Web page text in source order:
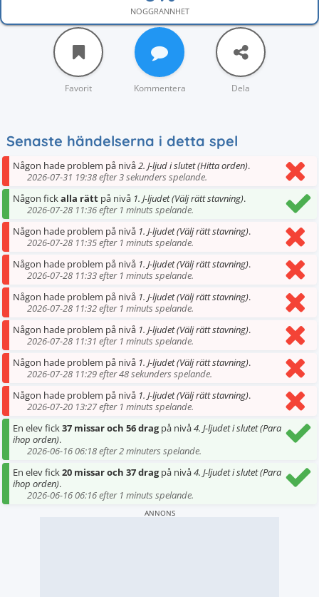
NOGGRANNHET
Favorit Kommentera Dela
Senaste händelserna i detta spel
Någon hade problem på nivå2. J-ljud i slutet (Hitta orden).
2026-07-31 19:38 efter 3 sekunders spelande.
Någon fickalla rätt på nivå 1. J-ljudet (Välj rätt stavning).
2026-07-28 11:36 efter 1 minuts spelande.
Någon hade problem på nivå 1. J-ljudet (Välj rätt stavning).
2026-07-28 11:35 efter 1 minuts spelande.
Någon hade problem på nivå 1. J-ljudet (Välj rätt stavning).
2026-07-28 11:33 efter 1 minuts spelande.
Någon hade problem på nivå 1. J-ljudet (Välj rätt stavning).
2026-07-28 11:32 efter 1 minuts spelande.
Någon hade problem på nivå 1. J-ljudet (Välj rätt stavning).
2026-07-28 11:31 efter 1 minuts spelande.
Någon hade problem på nivå 1. J-ljudet (Välj rätt stavning).
2026-07-28 11:29 efter 48 sekunders spelande.
Någon hade problem på nivå 1. J-ljudet (Välj rätt stavning).
2026-07-20 13:27 efter 1 minuts spelande.
En elev fick37 missar och 56 dragpå nivå4. J-ljudet i slutet (Para
ihop orden).
2026-06-16 06:18 efter 2 minuters spelande.
En elev fick20 missar och 37 dragpå nivå4. J-ljudet i slutet (Para
ihop orden).
2026-06-16 06:16 efter 1 minuts spelande.
ANNONS